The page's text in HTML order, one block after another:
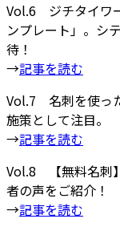
Vol.6 ジチタイワ
ンプレート」。シ
待！
→記事を読む
Vol.7 名刺を使っ
施策として注目。
→記事を読む
Vol.8 【無料名刺
者の声をご紹介！
→記事を読む